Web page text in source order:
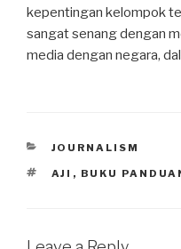
kepentingan kelompok
sangat senang dengan
media dengan negara,
CATEGORIES
JOURNALISM
TAGS
AJI , BUKU